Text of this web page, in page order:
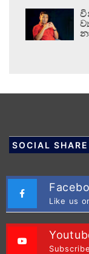
SOCIAL SHARE
Like us